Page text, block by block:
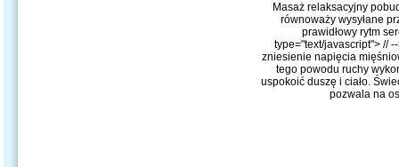
Masaż relaksacyjny
równoważy wysyłane
prawidłowy rytm
type="text/javascript"> //
zniesienie napięcia
tego powodu ruchy
uspokoić duszę i ciało.
pozwala na